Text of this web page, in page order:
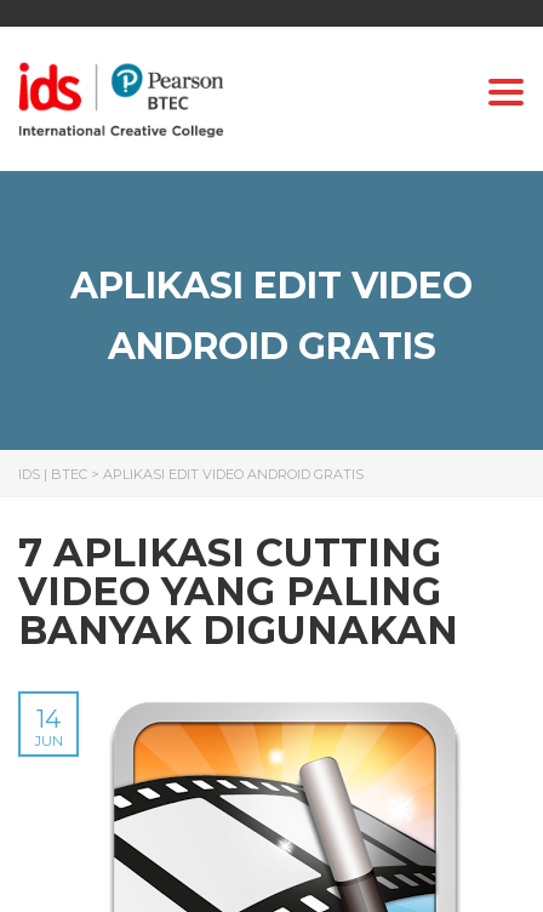
APLIKASI EDIT VIDEO
ANDROID GRATIS
IDS | BTEC > APLIKASI EDIT VIDEO ANDROID GRATIS
7 APLIKASI CUTTING
VIDEO YANG PALING
BANYAK DIGUNAKAN
14
JUN